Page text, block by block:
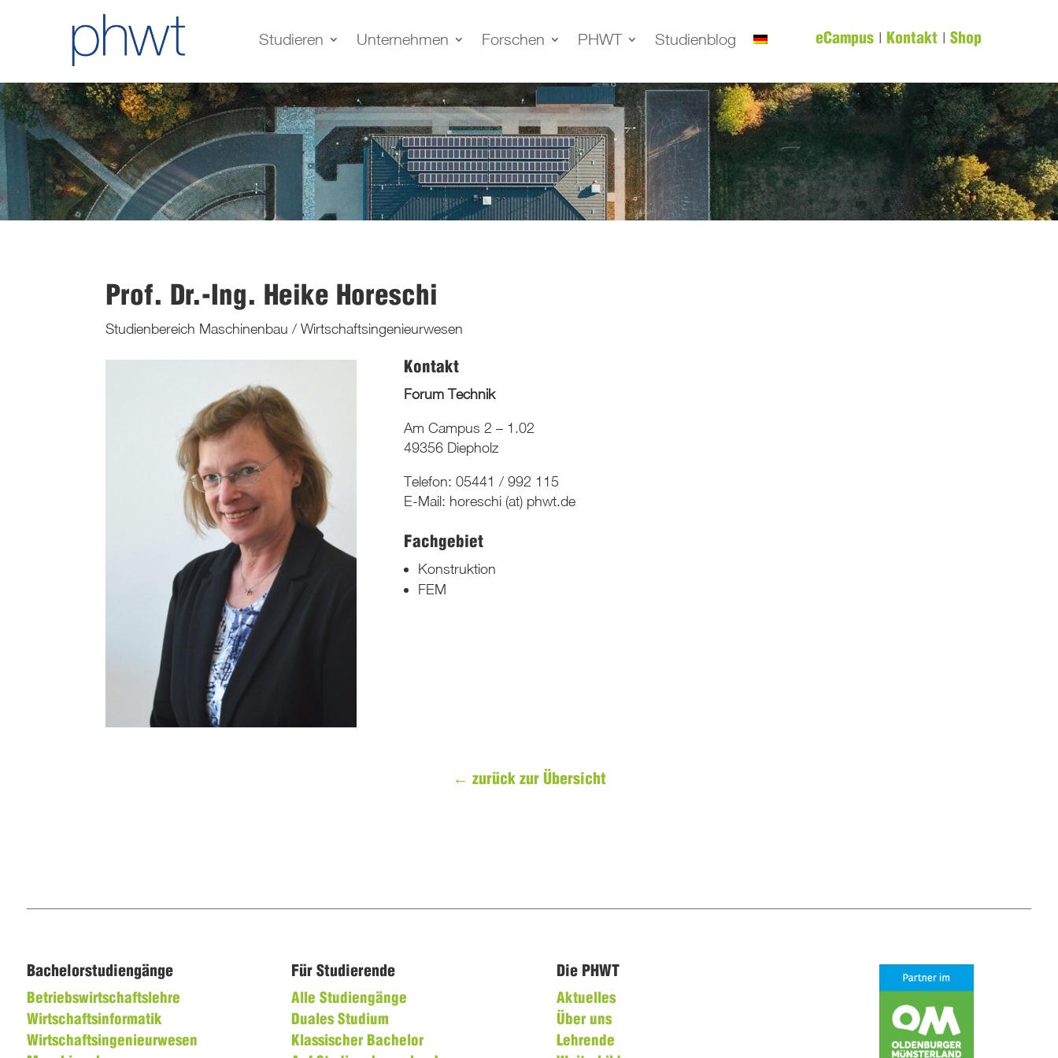
Studieren Unternehmen Forschen PHWT Studienblog eCampus| Kontakt| Shop
Prof. Dr.-Ing. Heike Horeschi
Studienbereich Maschinenbau / Wirtschaftsingenieurwesen
Kontakt
Forum Technik
Am Campus 2 – 1.02
49356 Diepholz
Telefon: 05441 / 992 115
E-Mail: horeschi (at) phwt.de
Fachgebiet
Konstruktion
FEM
← zurück zur Übersicht
Bachelorstudiengänge
Betriebswirtschaftslehre
Wirtschaftsinformatik
Wirtschaftsingenieurwesen
Für Studierende
Alle Studiengänge
Duales Studium
Klassischer Bachelor
Die PHWT
Aktuelles
Über uns
Lehrende